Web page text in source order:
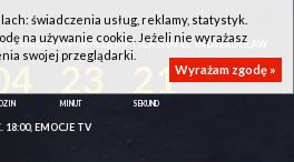
WROCŁAW - KSK QEMETICA NOTEĆ INOWROCŁAW
21
18:00, EMOCJE TV
świadczenia usług, reklamy, statystyk.
na używanie cookie. Jeżeli nie wyrażasz
swojej przeglądarki.
Wyrażam zgodę »